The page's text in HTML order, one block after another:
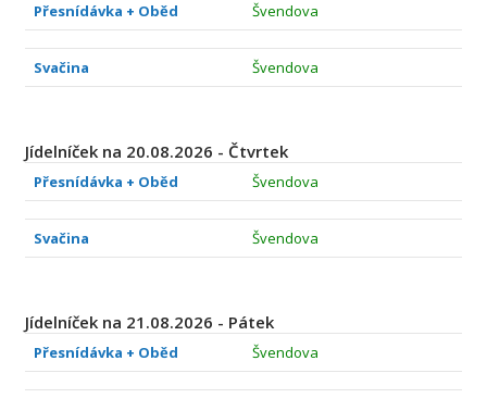
Přesnídávka + Oběd Švendova
Svačina Švendova
Jídelníček na 20.08.2026 - Čtvrtek
Přesnídávka + Oběd Švendova
Svačina Švendova
Jídelníček na 21.08.2026 - Pátek
Přesnídávka + Oběd Švendova